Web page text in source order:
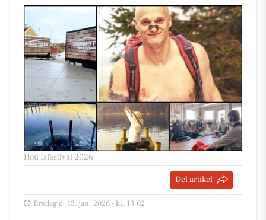
Hou Isfestival 2026
Del artikel
Tirsdag d. 13. jan. 2026 - kl. 13:02